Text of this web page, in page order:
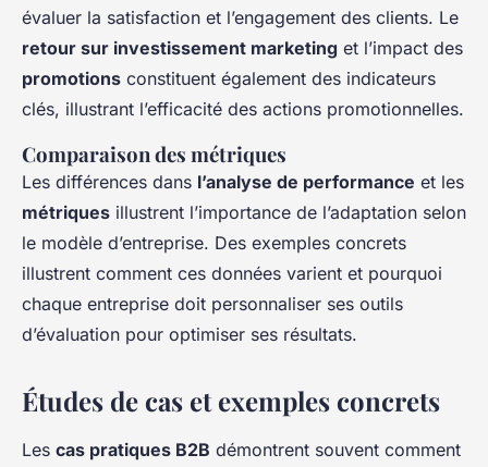
évaluer la satisfaction et l’engagement des clients. Le
retour sur investissement marketing et l’impact des
promotions constituent également des indicateurs
clés, illustrant l’efficacité des actions promotionnelles.
Comparaison des métriques
Les différences dans l’analyse de performance et les
métriques illustrent l’importance de l’adaptation selon
le modèle d’entreprise. Des exemples concrets
illustrent comment ces données varient et pourquoi
chaque entreprise doit personnaliser ses outils
d’évaluation pour optimiser ses résultats.
Études de cas et exemples concrets
Les cas pratiques B2B démontrent souvent comment